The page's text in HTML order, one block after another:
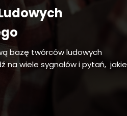
bazę twórców ludowych
na wiele sygnałów i pytań, jakie